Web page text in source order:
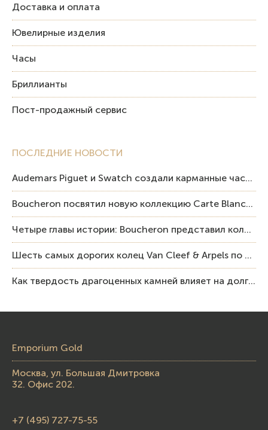
ПОСЛЕДНИЕ НОВОСТИ
Audemars Piguet и Swatch создали карманные часы в эстетике Royal Oak и Pop Art
Boucheron посвятил новую коллекцию Carte Blanche Human Being человеку и силе мастерства
Четыре главы истории: Boucheron представил коллекцию «Nom: Boucheron, Prénom: Frédéric»
Шесть самых дорогих колец Van Cleef & Arpels по итогам аукционов Sotheby’s
Как твердость драгоценных камней влияет на долговечность ювелирных изделий
Доставка и оплата
Ювелирные изделия
Часы
Бриллианты
Пост-продажный сервис
Emporium Gold
Москва, ул. Большая Дмитровка
32. Офис 202.
+7 (495) 727-75-55